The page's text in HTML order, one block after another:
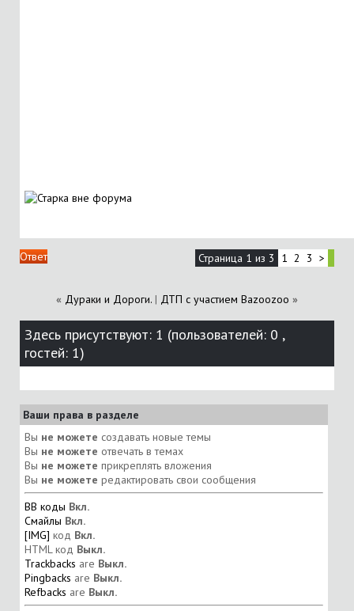
Ответ Страница 1 из 3 1 2 3 >
« Дураки и Дороги. | ДТП с участием Bazoozoo »
Здесь присутствуют: 1 (пользователей: 0 ,
гостей: 1)
Ваши права в разделе
Вы не можете создавать новые темы
Вы не можете отвечать в темах
Вы не можете прикреплять вложения
Вы не можете редактировать свои сообщения
BB коды Вкл.
Смайлы Вкл.
[IMG] код Вкл.
HTML код Выкл.
Trackbacks are Выкл.
Pingbacks are Выкл.
Refbacks are Выкл.